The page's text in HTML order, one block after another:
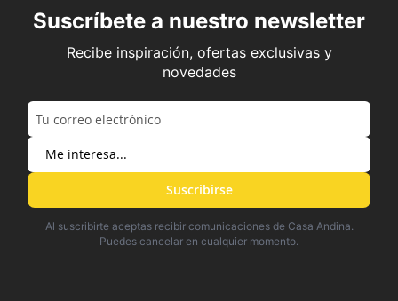
Suscríbete a nuestro newsletter
Recibe inspiración, ofertas exclusivas y
novedades
Suscribirse
Al suscribirte aceptas recibir comunicaciones de Casa Andina.
Puedes cancelar en cualquier momento.